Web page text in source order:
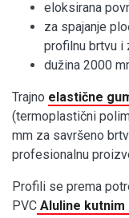
eloksirana
za spajanje
profilnu brtvu i
dužina 2000
Trajno elastične
(termoplastični
mm za savršeno
profesionalnu
Profili se prema
PVC Aluline kutnim